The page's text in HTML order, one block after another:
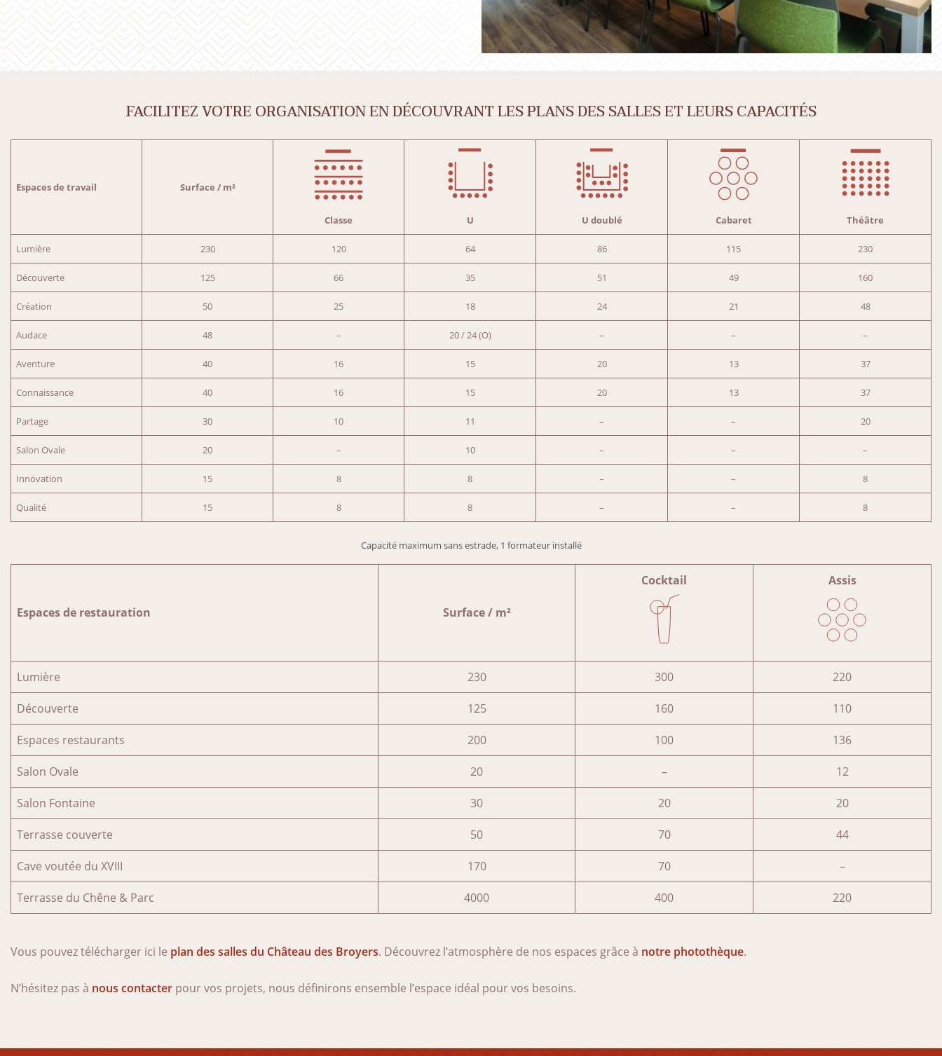
FACILITEZ VOTRE ORGANISATION EN DÉCOUVRANT LES PLANS DES SALLES ET LEURS CAPACITÉS
Espaces de travail Surface / m²
Classe U U doublé Cabaret Théâtre
Lumière 230 120 64 86 115 230
Découverte 125 66 35 51 49 160
Création 50 25 18 24 21 48
Audace 48 – 20 / 24 (O) – – –
Aventure 40 16 15 20 13 37
Connaissance 40 16 15 20 13 37
Partage 30 10 11 – – 20
Salon Ovale 20 – 10 – – –
Innovation 15 8 8 – – 8
Qualité 15 8 8 – – 8
Capacité maximum sans estrade, 1 formateur installé
Espaces de restauration Surface / m²
Cocktail Assis
Lumière 230 300 220
Découverte 125 160 110
Espaces restaurants 200 100 136
Salon Ovale 20 – 12
Salon Fontaine 30 20 20
Terrasse couverte 50 70 44
Cave voutée du XVIII 170 70 –
Terrasse du Chêne & Parc 4000 400 220
Vous pouvez télécharger ici le plan des salles du Château des Broyers. Découvrez l’atmosphère de nos espaces grâce à notre photothèque.
N’hésitez pas à nous contacter pour vos projets, nous définirons ensemble l’espace idéal pour vos besoins.